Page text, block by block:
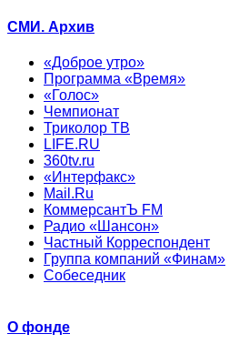
СМИ. Архив
«Доброе утро»
Программа «Время»
«Голос»
Чемпионат
Триколор ТВ
LIFE.RU
360tv.ru
«Интерфакс»
Mail.Ru
КоммерсантЪ FM
Радио «Шансон»
Частный Корреспондент
Группа компаний «Финам»
Собеседник
О фонде